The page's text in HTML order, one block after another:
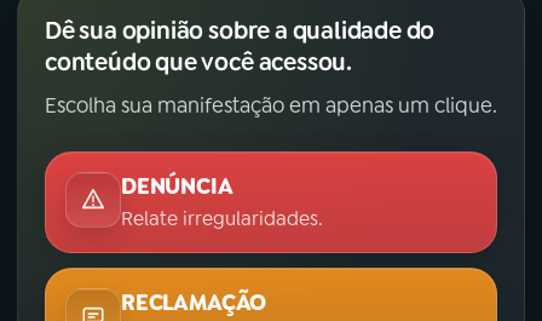
Dê sua opinião sobre a qualidade do
conteúdo que você acessou.
Escolha sua manifestação em apenas um clique.
DENÚNCIA
Relate irregularidades.
RECLAMAÇÃO